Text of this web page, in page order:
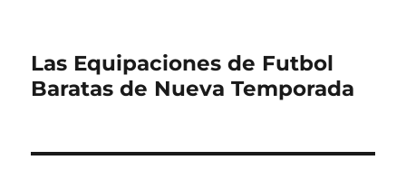
Las Equipaciones de Futbol
Baratas de Nueva Temporada